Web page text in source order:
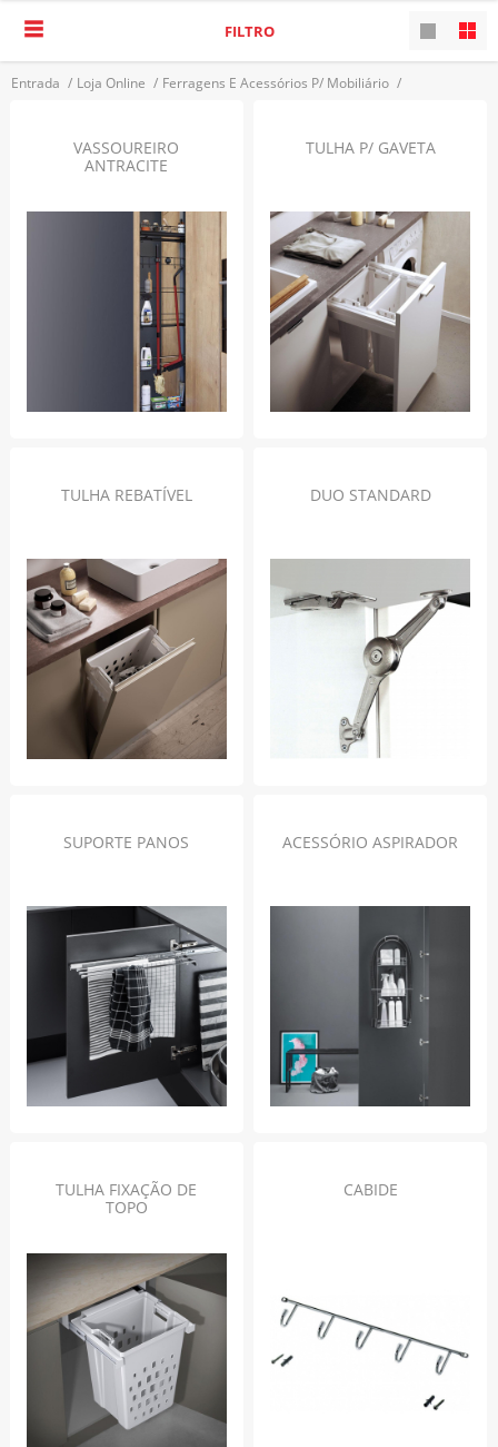
Entrada / Loja Online / Ferragens E Acessórios P/ Mobiliário /
FILTRO
VASSOUREIRO
ANTRACITE
TULHA P/ GAVETA
TULHA REBATÍVEL DUO STANDARD
SUPORTE PANOS ACESSÓRIO ASPIRADOR
TULHA FIXAÇÃO DE
TOPO
CABIDE